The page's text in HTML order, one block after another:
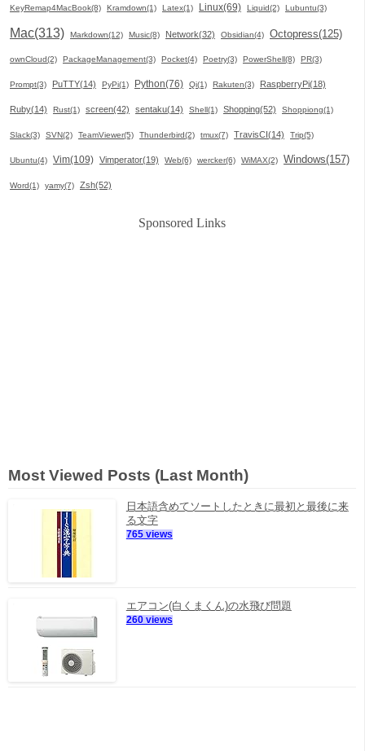
KeyRemap4MacBook(8) Kramdown(1) Latex(1) Linux(69) Liquid(2) Lubuntu(3)
Mac(313) Markdown(12) Music(8) Network(32) Obsidian(4) Octopress(125)
ownCloud(2) PackageManagement(3) Pocket(4) Poetry(3) PowerShell(8) PR(3)
Prompt(3) PuTTY(14) PyPi(1) Python(76) Qi(1) Rakuten(3) RaspberryPi(18)
Ruby(14) Rust(1) screen(42) sentaku(14) Shell(1) Shopping(52) Shoppiong(1)
Slack(3) SVN(2) TeamViewer(5) Thunderbird(2) tmux(7) TravisCI(14) Trip(5)
Ubuntu(4) Vim(109) Vimperator(19) Web(6) wercker(6) WiMAX(2) Windows(157)
Word(1) yamy(7) Zsh(52)
Sponsored Links
Most Viewed Posts (Last Month)
日本語含めてソートしたときに最初と最後に来
る文字
765 views
エアコン(白くまくん)の水飛び問題
260 views